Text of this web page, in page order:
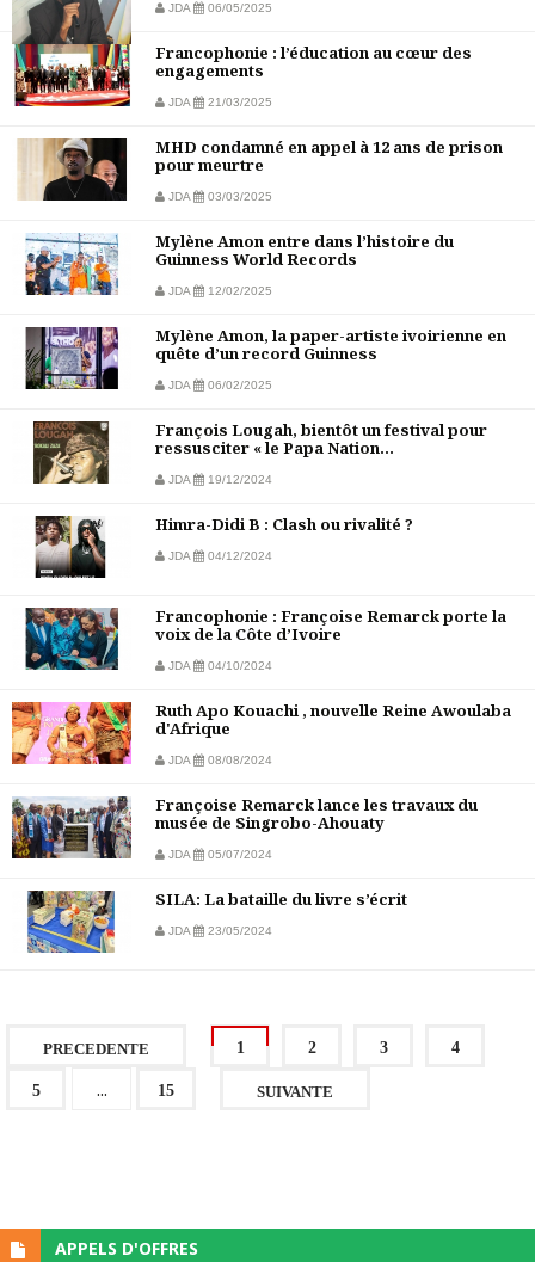
JDA 06/05/2025
Francophonie : l’éducation au cœur des
engagements
JDA 21/03/2025
MHD condamné en appel à 12 ans de prison
pour meurtre
JDA 03/03/2025
Mylène Amon entre dans l’histoire du
Guinness World Records
JDA 12/02/2025
Mylène Amon, la paper-artiste ivoirienne en
quête d’un record Guinness
JDA 06/02/2025
François Lougah, bientôt un festival pour
ressusciter « le Papa Nation...
JDA 19/12/2024
Himra-Didi B : Clash ou rivalité ?
JDA 04/12/2024
Francophonie : Françoise Remarck porte la
voix de la Côte d’Ivoire
JDA 04/10/2024
Ruth Apo Kouachi , nouvelle Reine Awoulaba
d'Afrique
JDA 08/08/2024
Françoise Remarck lance les travaux du
musée de Singrobo-Ahouaty
JDA 05/07/2024
SILA: La bataille du livre s’écrit
JDA 23/05/2024
PRECEDENTE 1 2 3 4
5 ... 15 SUIVANTE
APPELS D'OFFRES